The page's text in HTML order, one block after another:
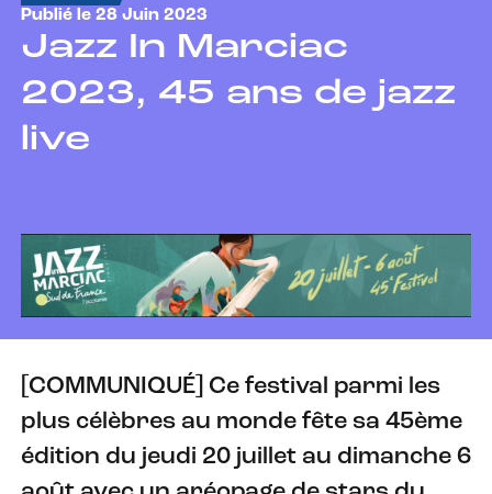
Publié le 28 Juin 2023
Jazz In Marciac
2023, 45 ans de jazz
live
[COMMUNIQUÉ] Ce festival parmi les
plus célèbres au monde fête sa 45ème
édition du jeudi 20 juillet au dimanche 6